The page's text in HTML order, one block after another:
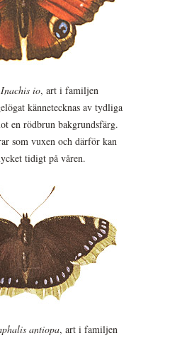
Inachis io, art i familjen
kännetecknas av tydliga
en rödbrun bakgrundsfärg.
som vuxen och därför kan
tidigt på våren.
antiopa, art i familjen